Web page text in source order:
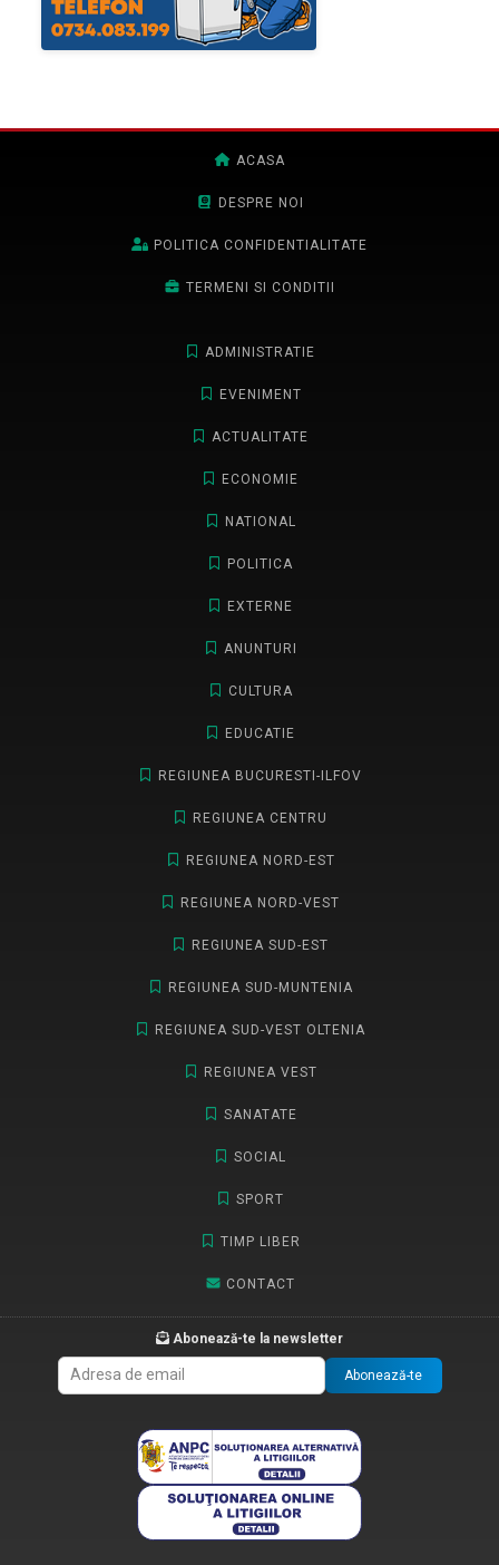
ACASA
DESPRE NOI
POLITICA CONFIDENTIALITATE
TERMENI SI CONDITII
ADMINISTRATIE
EVENIMENT
ACTUALITATE
ECONOMIE
NATIONAL
POLITICA
EXTERNE
ANUNTURI
CULTURA
EDUCATIE
REGIUNEA BUCURESTI-ILFOV
REGIUNEA CENTRU
REGIUNEA NORD-EST
REGIUNEA NORD-VEST
REGIUNEA SUD-EST
REGIUNEA SUD-MUNTENIA
REGIUNEA SUD-VEST OLTENIA
REGIUNEA VEST
SANATATE
SOCIAL
SPORT
TIMP LIBER
CONTACT
Abonează-te la newsletter
Abonează-te